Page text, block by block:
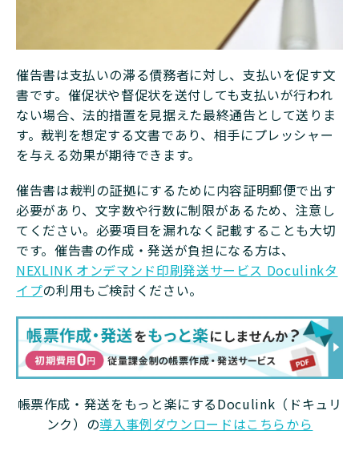
催告書は支払いの滞る債務者に対し、支払いを促す文
書です。催促状や督促状を送付しても支払いが行われ
ない場合、法的措置を見据えた最終通告として送りま
す。裁判を想定する文書であり、相手にプレッシャー
を与える効果が期待できます。
催告書は裁判の証拠にするために内容証明郵便で出す
必要があり、文字数や行数に制限があるため、注意し
てください。必要項目を漏れなく記載することも大切
です。催告書の作成・発送が負担になる方は、
NEXLINK オンデマンド印刷発送サービス Doculinkタ
イプの利用もご検討ください。
帳票作成・発送をもっと楽にするDoculink（ドキュリ
ンク）の導入事例ダウンロードはこちらから